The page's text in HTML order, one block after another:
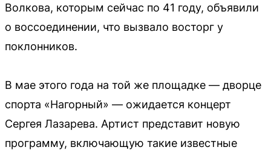
Волкова, которым сейчас по 41 году, объявили
о воссоединении, что вызвало восторг у
поклонников.
В мае этого года на той же площадке — дворце
спорта «Нагорный» — ожидается концерт
Сергея Лазарева. Артист представит новую
программу, включающую такие известные